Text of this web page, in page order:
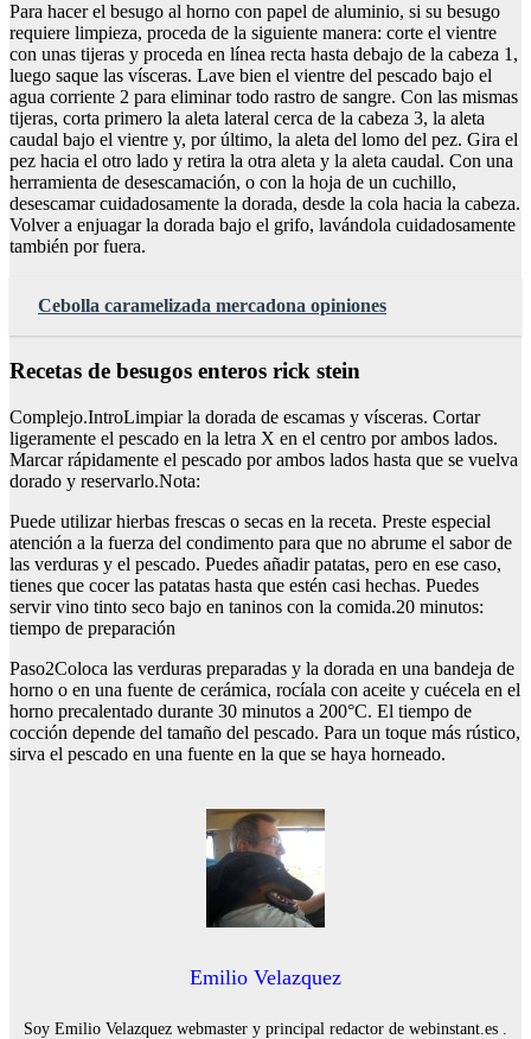
Para hacer el besugo al horno con papel de aluminio, si su besugo
requiere limpieza, proceda de la siguiente manera: corte el vientre
con unas tijeras y proceda en línea recta hasta debajo de la cabeza 1,
luego saque las vísceras. Lave bien el vientre del pescado bajo el
agua corriente 2 para eliminar todo rastro de sangre. Con las mismas
tijeras, corta primero la aleta lateral cerca de la cabeza 3, la aleta
caudal bajo el vientre y, por último, la aleta del lomo del pez. Gira el
pez hacia el otro lado y retira la otra aleta y la aleta caudal. Con una
herramienta de desescamación, o con la hoja de un cuchillo,
desescamar cuidadosamente la dorada, desde la cola hacia la cabeza.
Volver a enjuagar la dorada bajo el grifo, lavándola cuidadosamente
también por fuera.
Cebolla caramelizada mercadona opiniones
Recetas de besugos enteros rick stein
Complejo.IntroLimpiar la dorada de escamas y vísceras. Cortar
ligeramente el pescado en la letra X en el centro por ambos lados.
Marcar rápidamente el pescado por ambos lados hasta que se vuelva
dorado y reservarlo.Nota:
Puede utilizar hierbas frescas o secas en la receta. Preste especial
atención a la fuerza del condimento para que no abrume el sabor de
las verduras y el pescado. Puedes añadir patatas, pero en ese caso,
tienes que cocer las patatas hasta que estén casi hechas. Puedes
servir vino tinto seco bajo en taninos con la comida.20 minutos:
tiempo de preparación
Paso2Coloca las verduras preparadas y la dorada en una bandeja de
horno o en una fuente de cerámica, rocíala con aceite y cuécela en el
horno precalentado durante 30 minutos a 200°C. El tiempo de
cocción depende del tamaño del pescado. Para un toque más rústico,
sirva el pescado en una fuente en la que se haya horneado.
Emilio Velazquez
Soy Emilio Velazquez webmaster y principal redactor de webinstant.es .